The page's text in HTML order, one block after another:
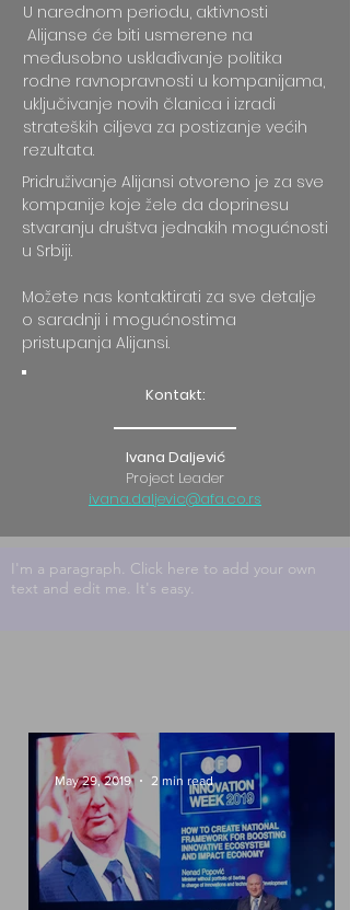
U narednom periodu, aktivnosti
Alijanse će biti usmerene na
međusobno usklađivanje politika
rodne ravnopravnosti u kompanijama,
uključivanje novih članica i izradi
strateških ciljeva za postizanje većih
rezultata.
Pridruživanje Alijansi otvoreno je za sve
kompanije koje žele da doprinesu
stvaranju društva jednakih mogućnosti
u Srbiji.
Možete nas kontaktirati za sve detalje
o saradnji i mogućnostima
pristupanja Alijansi.
Kontakt:
Ivana Daljević
Project Leader
ivana.daljevic@afa.co.rs
I'm a paragraph. Click here to add your own
text and edit me. It's easy.
May 29, 2019 2 min read